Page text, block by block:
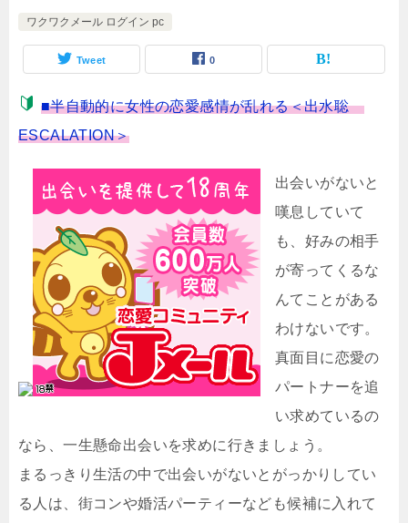
ワクワクメール ログイン pc
Tweet 0
■半自動的に女性の恋愛感情が乱れる＜出水聡
ESCALATION＞
出会いがないと
嘆息していて
も、好みの相手
が寄ってくるな
んてことがある
わけないです。
真面目に恋愛の
パートナーを追
い求めているの
なら、一生懸命出会いを求めに行きましょう。
まるっきり生活の中で出会いがないとがっかりしてい
る人は、街コンや婚活パーティーなども候補に入れて